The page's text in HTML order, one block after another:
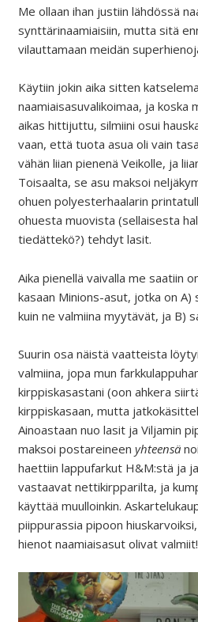
Me ollaan ihan justiin lähdössä
synttärinaamiaisiin, mutta sitä
vilauttamaan meidän
Käytiin jokin aika sitten
naamiaisasuvalikoimaa, ja koska
aikas hittijuttu, silmiini osui
vaan, että tuota asua oli vain
vähän liian pienenä Veikolle, ja
Toisaalta, se asu maksoi
ohuen polyesterhaalarin
ohuesta muovista (sellaisesta
tiedättekö?) tehdyt lasit.
Aika pienellä vaivalla me saatiin
kasaan Minions-asut, jotka on
kuin ne valmiina myytävät, ja B)
Suurin osa näistä vaatteista
valmiina, jopa mun
kirppiskasastani (oon ahkera
kirppiskasaan, mutta
Ainoastaan nuo lasit ja Viljamin
maksoi postareineen yhteensä
haettiin lappufarkut H&M:stä ja
vastaavat nettikirpparilta, ja
käyttää muulloinkin.
piippurassia pipoon
hienot naamiaisasut olivat valmiit!